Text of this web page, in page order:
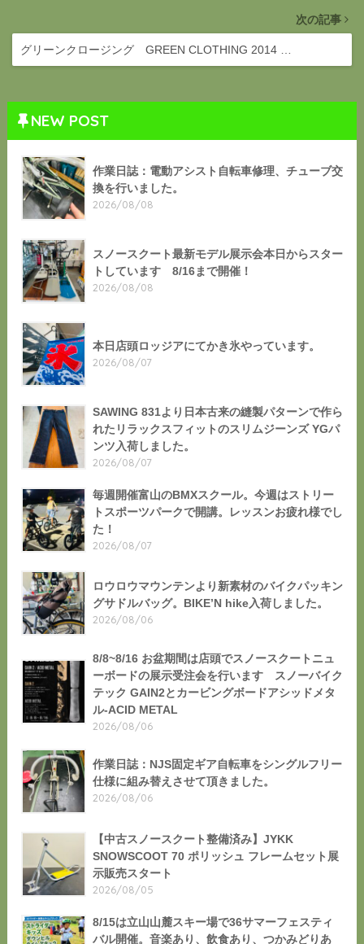
次の記事
グリーンクロージング GREEN CLOTHING 2014 …
NEW POST
作業日誌：電動アシスト自転車修理、チューブ交
換を行いました。
2026/08/08
スノースクート最新モデル展示会本日からスター
トしています 8/16まで開催！
2026/08/08
本日店頭ロッジアにてかき氷やっています。
2026/08/07
SAWING 831より日本古来の縫製パターンで作ら
れたリラックスフィットのスリムジーンズ YGパ
ンツ入荷しました。
2026/08/07
毎週開催富山のBMXスクール。今週はストリー
トスポーツパークで開講。レッスンお疲れ様でし
た！
2026/08/07
ロウロウマウンテンより新素材のバイクパッキン
グサドルバッグ。BIKE’N hike入荷しました。
2026/08/06
8/8~8/16 お盆期間は店頭でスノースクートニュ
ーボードの展示受注会を行います スノーバイク
テック GAIN2とカービングボードアシッドメタ
ル-ACID METAL
2026/08/06
作業日誌：NJS固定ギア自転車をシングルフリー
仕様に組み替えさせて頂きました。
2026/08/06
【中古スノースクート整備済み】JYKK
SNOWSCOOT 70 ポリッシュ フレームセット展
示販売スタート
2026/08/05
8/15は立山山麓スキー場で36サマーフェスティ
バル開催。音楽あり、飲食あり、つかみどりあ